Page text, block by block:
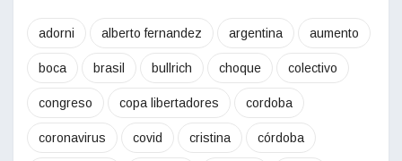
adorni alberto fernandez argentina aumento
boca brasil bullrich choque colectivo
congreso copa libertadores cordoba
coronavirus covid cristina córdoba